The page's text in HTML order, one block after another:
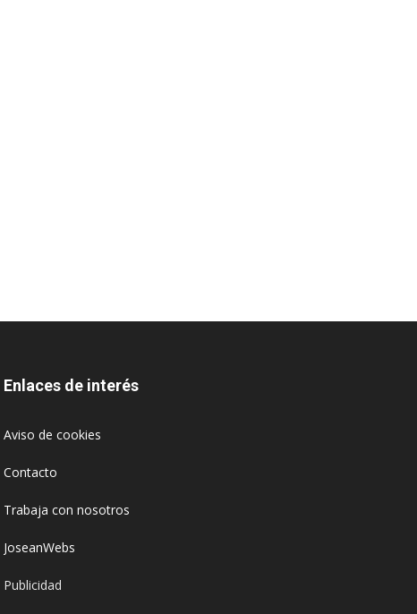
Enlaces de interés
Aviso de cookies
Contacto
Trabaja con nosotros
JoseanWebs
Publicidad